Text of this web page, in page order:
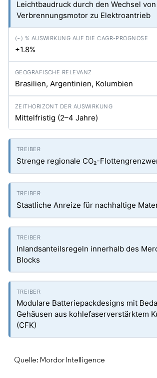
Leichtbaudruck durch den Wechsel von
Verbrennungsmotor zu Elektroantrieb
+1.8%
Brasilien, Argentinien, Kolumbien
Mittelfristig (2–4 Jahre)
Strenge regionale CO₂-
Staatliche Anreize für nachhaltige
Inlandsanteilsregeln innerhalb des
Blocks
Modulare Batteriepackdesigns mit
Gehäusen aus kohlefaserverstärktem
(CFK)
Quelle: Mordor Intelligence